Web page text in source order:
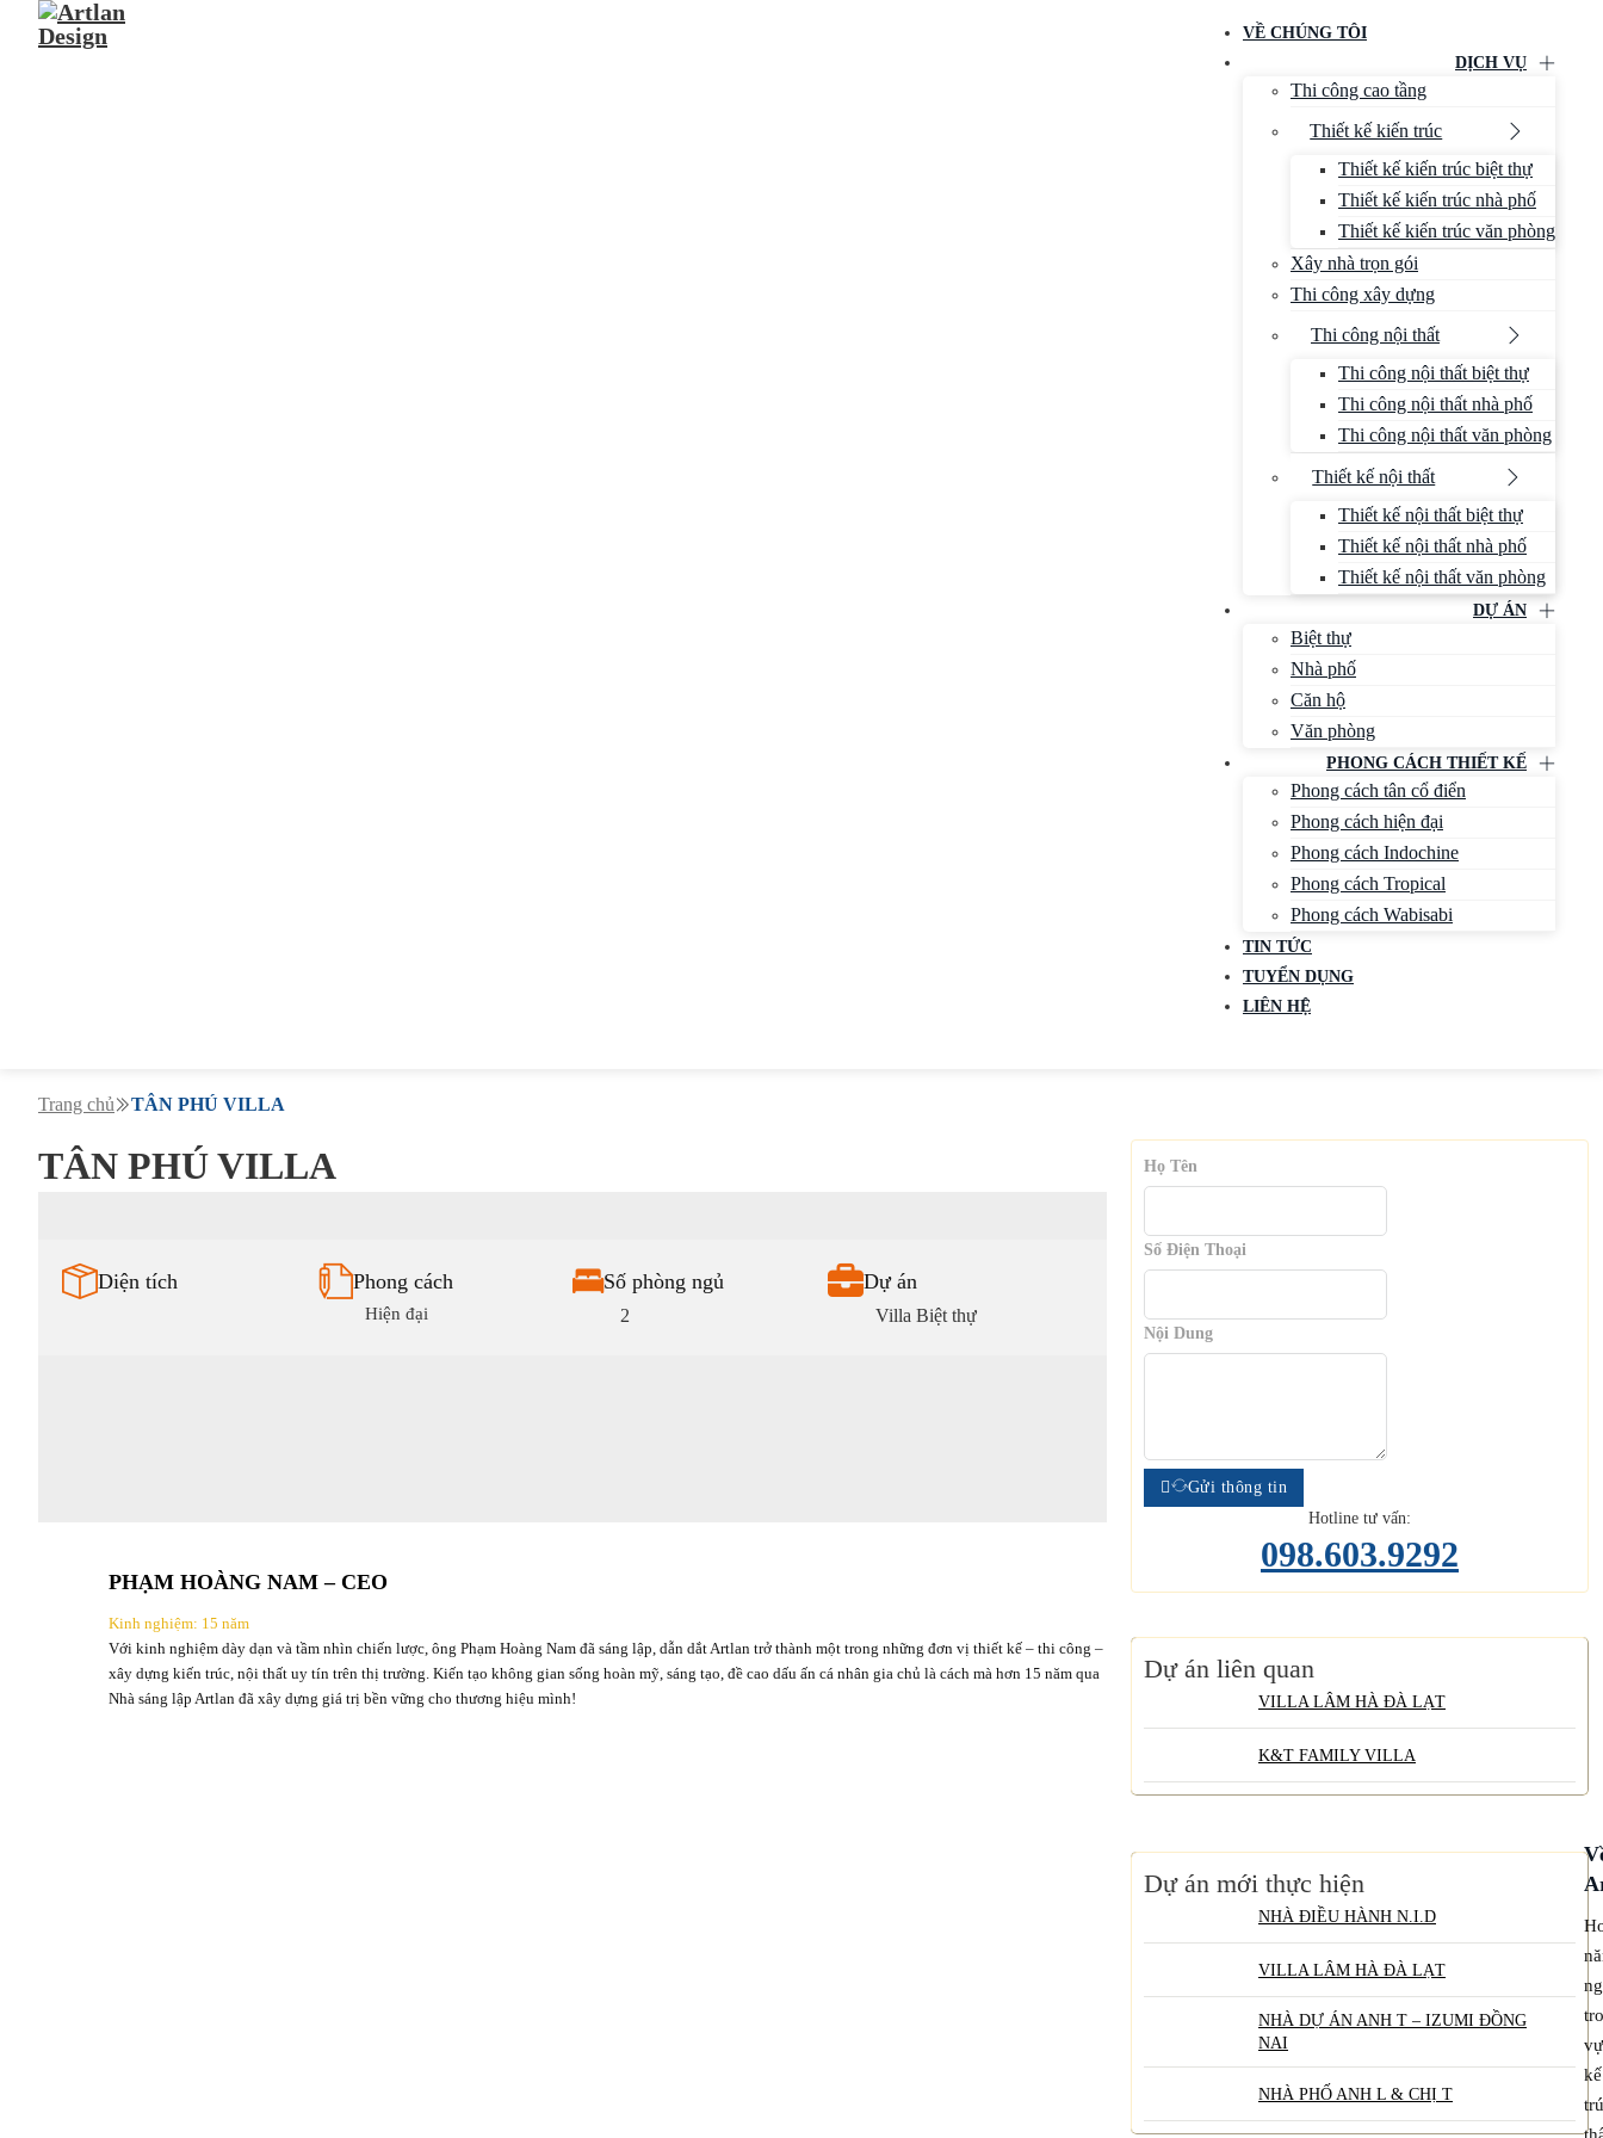
VỀ CHÚNG TÔI
DỊCH VỤ
Thi công cao tầng
Thiết kế kiến trúc
Thiết kế kiến trúc biệt thự
Thiết kế kiến trúc nhà phố
Thiết kế kiến trúc văn phòng
Xây nhà trọn gói
Thi công xây dựng
Thi công nội thất
Thi công nội thất biệt thự
Thi công nội thất nhà phố
Thi công nội thất văn phòng
Thiết kế nội thất
Thiết kế nội thất biệt thự
Thiết kế nội thất nhà phố
Thiết kế nội thất văn phòng
DỰ ÁN
Biệt thự
Nhà phố
Căn hộ
Văn phòng
PHONG CÁCH THIẾT KẾ
Phong cách tân cổ điển
Phong cách hiện đại
Phong cách Indochine
Phong cách Tropical
Phong cách Wabisabi
TIN TỨC
TUYỂN DỤNG
LIÊN HỆ
Trang chủ TÂN PHÚ VILLA
TÂN PHÚ VILLA
Diện tích Phong cách
Hiện đại
Số phòng ngủ
2
Dự án
Villa Biệt thự
PHẠM HOÀNG NAM – CEO
Kinh nghiệm: 15 năm
Với kinh nghiệm dày dạn và tầm nhìn chiến lược, ông Phạm Hoàng Nam đã sáng lập, dẫn dắt Artlan trở thành một trong những đơn vị thiết kế – thi công –
xây dựng kiến trúc, nội thất uy tín trên thị trường. Kiến tạo không gian sống hoàn mỹ, sáng tạo, đề cao dấu ấn cá nhân gia chủ là cách mà hơn 15 năm qua
Nhà sáng lập Artlan đã xây dựng giá trị bền vững cho thương hiệu mình!
Họ Tên
Số Điện Thoại
Nội Dung
Gửi thông tin
Hotline tư vấn:
098.603.9292
Dự án liên quan
VILLA LÂM HÀ ĐÀ LẠT
K&T FAMILY VILLA
Dự án mới thực hiện
NHÀ ĐIỀU HÀNH N.I.D
VILLA LÂM HÀ ĐÀ LẠT
NHÀ DỰ ÁN ANH T – IZUMI ĐỒNG
NAI
NHÀ PHỐ ANH L & CHỊ T